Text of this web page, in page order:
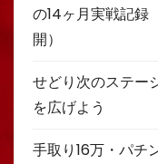
の14ヶ月実戦記録
開）
せどり次のステー
を広げよう
手取り16万・パチ